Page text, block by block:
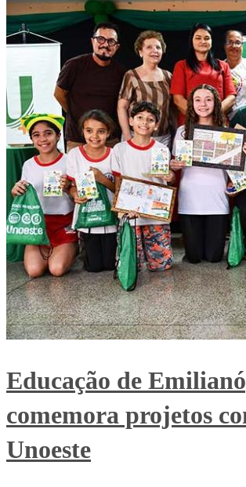
Educação de
comemora projetos
Unoeste